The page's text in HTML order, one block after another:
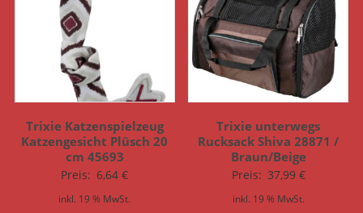
Trixie Katzenspielzeug
Katzengesicht Plüsch 20
cm 45693
Preis: 6,64€
inkl. 19 % MwSt.
Trixie unterwegs
Rucksack Shiva 28871 /
Braun/Beige
Preis: 37,99 €
inkl. 19 % MwSt.